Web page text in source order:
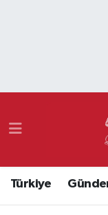
Türkiye
Namaz
Süper Lig